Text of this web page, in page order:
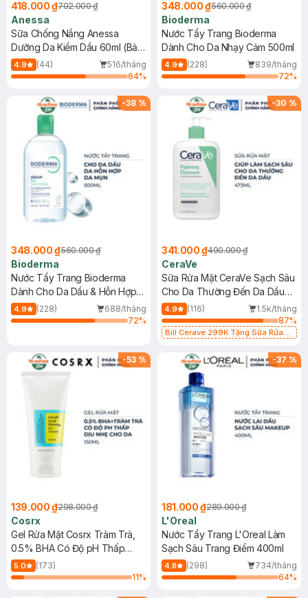
418.000 ₫702.000 ₫
Anessa
Sữa Chống Nắng Anessa
Dưỡng Da Kiềm Dầu 60ml (Bản
Mới)
4.9 (44)
516/tháng
64%
348.000 ₫560.000 ₫
Bioderma
Nước Tẩy Trang Bioderma
Dành Cho Da Nhạy Cảm 500ml
4.9 (228)
839/tháng
72%
-38 %
348.000 ₫560.000 ₫
Bioderma
Nước Tẩy Trang Bioderma
Dành Cho Da Dầu & Hỗn Hợp
500ml
4.9 (228)
688/tháng
72%
-30 %
341.000 ₫490.000 ₫
CeraVe
Sữa Rửa Mặt CeraVe Sạch Sâu
Cho Da Thường Đến Da Dầu
473ml
4.9 (116)
1.5k/tháng
87%
Bill Cerave 299K Tặng Sữa Rửa
-53 %
139.000 ₫298.000 ₫
Cosrx
Gel Rửa Mặt Cosrx Tràm Trà,
0.5% BHA Có Độ pH Thấp
150ml
5.0
(173)
11%
-37 %
181.000 ₫289.000 ₫
L'Oreal
Nước Tẩy Trang L'Oreal Làm
Sạch Sâu Trang Điểm 400ml
4.8 (298)
734/tháng
64%